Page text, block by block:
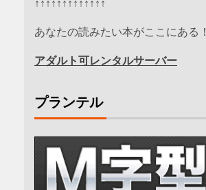
↑↑↑↑↑↑↑↑↑↑↑↑↑
あなたの読みたい本がここにある！
アダルト可レンタルサーバー
プランテル